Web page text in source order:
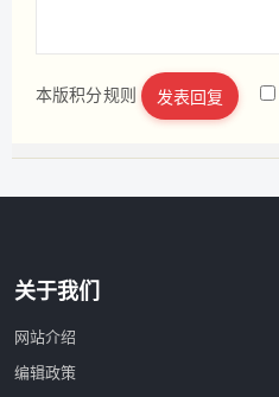
立即注册
本版积分规则 发表回复
关于我们
网站介绍
编辑政策